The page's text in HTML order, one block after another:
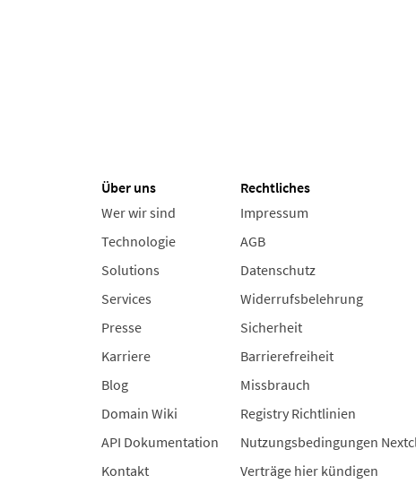
Über uns
Wer wir sind
Technologie
Solutions
Services
Presse
Karriere
Blog
Domain Wiki
API Dokumentation
Kontakt
Rechtliches
Impressum
AGB
Datenschutz
Widerrufsbelehrung
Sicherheit
Barrierefreiheit
Missbrauch
Registry Richtlinien
Nutzungsbedingungen
Verträge hier kündigen